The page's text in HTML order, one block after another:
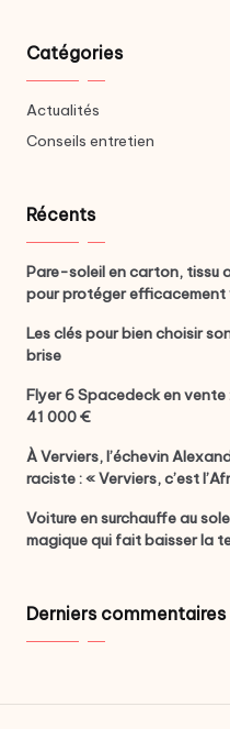
Catégories
Actualités
Conseils entretien
Récents
Pare-soleil en carton, tissu
pour protéger efficacement
Les clés pour bien choisir
brise
Flyer 6 Spacedeck en
41 000 €
À Verviers, l’échevin
raciste : « Verviers, c’est
Voiture en surchauffe au
magique qui fait baisser la
Derniers commentaires